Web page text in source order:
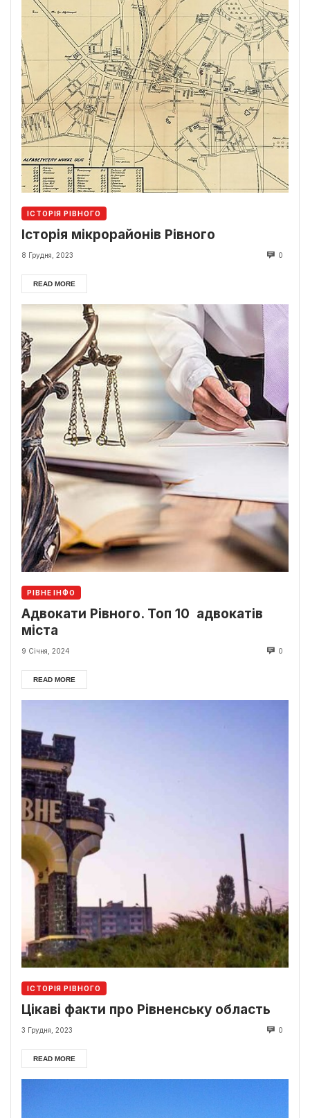
ІСТОРІЯ РІВНОГО
Історія мікрорайонів Рівного
8 Грудня, 2023 0
READ MORE
РІВНЕ ІНФО
Адвокати Рівного. Топ 10 адвокатів
міста
9 Січня, 2024 0
READ MORE
ІСТОРІЯ РІВНОГО
Цікаві факти про Рівненську область
3 Грудня, 2023 0
READ MORE